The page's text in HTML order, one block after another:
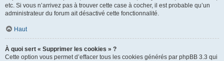
etc. Si vous n’arrivez pas à trouver cette case à cocher, il est probable qu’un
administrateur du forum ait désactivé cette fonctionnalité.
Haut
À quoi sert « Supprimer les cookies » ?
Cette option vous permet d’effacer tous les cookies générés par phpBB 3.3 qui